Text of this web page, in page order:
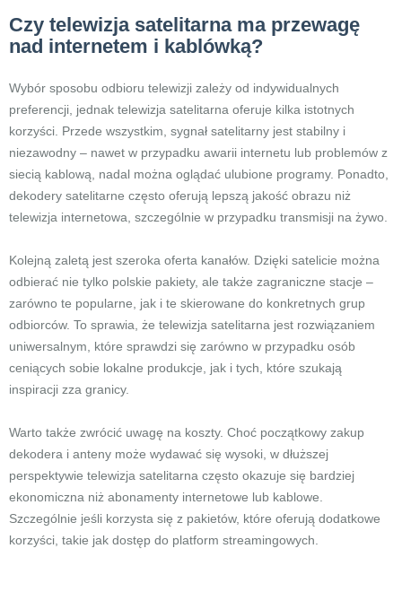
Czy telewizja satelitarna ma przewagę
nad internetem i kablówką?
Wybór sposobu odbioru telewizji zależy od indywidualnych
preferencji, jednak telewizja satelitarna oferuje kilka istotnych
korzyści. Przede wszystkim, sygnał satelitarny jest stabilny i
niezawodny – nawet w przypadku awarii internetu lub problemów z
siecią kablową, nadal można oglądać ulubione programy. Ponadto,
dekodery satelitarne często oferują lepszą jakość obrazu niż
telewizja internetowa, szczególnie w przypadku transmisji na żywo.
Kolejną zaletą jest szeroka oferta kanałów. Dzięki satelicie można
odbierać nie tylko polskie pakiety, ale także zagraniczne stacje –
zarówno te popularne, jak i te skierowane do konkretnych grup
odbiorców. To sprawia, że telewizja satelitarna jest rozwiązaniem
uniwersalnym, które sprawdzi się zarówno w przypadku osób
ceniących sobie lokalne produkcje, jak i tych, które szukają
inspiracji zza granicy.
Warto także zwrócić uwagę na koszty. Choć początkowy zakup
dekodera i anteny może wydawać się wysoki, w dłuższej
perspektywie telewizja satelitarna często okazuje się bardziej
ekonomiczna niż abonamenty internetowe lub kablowe.
Szczególnie jeśli korzysta się z pakietów, które oferują dodatkowe
korzyści, takie jak dostęp do platform streamingowych.